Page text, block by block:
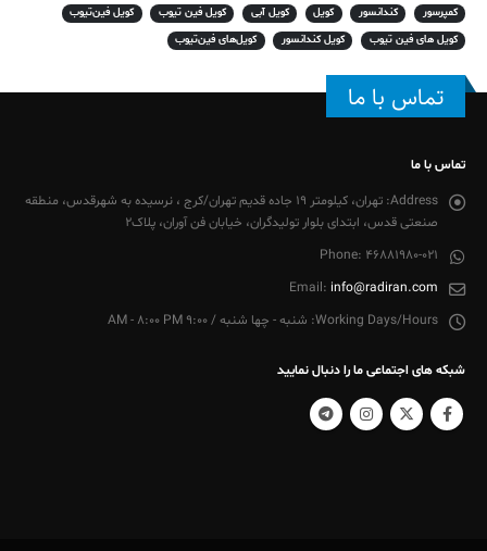
کمپرسور
کندانسور کویل کویل آبی کویل فین تیوب
کویل فین‌تیوب
کویل های فین تیوب
کویل کندانسور کویل‌های فین‌تیوب
تماس با ما
تماس با ما
Address:
تهران، کیلومتر 19 جاده قدیم تهران/کرج ، نرسیده به شهرقدس، منطقه
صنعتی قدس، ابتدای بلوار تولیدگران، خیابان فن آوران، پلاک2
Phone: 46881980-021
Email: info@radiran.com
Working Days/Hours: شنبه - چها شنبه / 9:00 AM - 8:00 PM
شبکه های اجتماعی ما را دنبال نمایید